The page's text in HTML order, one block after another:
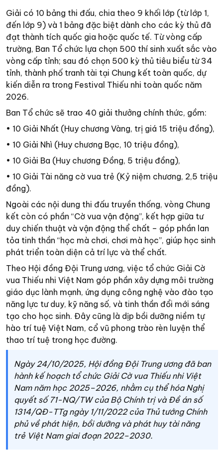
Giải có 10 bảng thi đấu, chia theo 9 khối lớp (từ lớp 1,
đến lớp 9) và 1 bảng đặc biệt dành cho các kỳ thủ đã
đạt thành tích quốc gia hoặc quốc tế. Từ vòng cấp
trường, Ban Tổ chức lựa chọn 500 thí sinh xuất sắc vào
vòng cấp tỉnh; sau đó chọn 500 kỳ thủ tiêu biểu từ 34
tỉnh, thành phố tranh tài tại Chung kết toàn quốc, dự
kiến diễn ra trong Festival Thiếu nhi toàn quốc năm
2026.
Ban Tổ chức sẽ trao 40 giải thưởng chính thức, gồm:
• 10 Giải Nhất (Huy chương Vàng, trị giá 15 triệu đồng),
• 10 Giải Nhì (Huy chương Bạc, 10 triệu đồng),
• 10 Giải Ba (Huy chương Đồng, 5 triệu đồng),
• 10 Giải Tài năng cờ vua trẻ (Kỷ niệm chương, 2,5 triệu
đồng).
Ngoài các nội dung thi đấu truyền thống, vòng Chung
kết còn có phần “Cờ vua vận động”, kết hợp giữa tư
duy chiến thuật và vận động thể chất – góp phần lan
tỏa tinh thần “học mà chơi, chơi mà học”, giúp học sinh
phát triển toàn diện cả trí lực và thể chất.
Theo Hội đồng Đội Trung ương, việc tổ chức Giải Cờ
vua Thiếu nhi Việt Nam góp phần xây dựng môi trường
giáo dục lành mạnh, ứng dụng công nghệ vào đào tạo
năng lực tư duy, kỹ năng số, và tinh thần đổi mới sáng
tạo cho học sinh. Đây cũng là dịp bồi dưỡng niềm tự
hào trí tuệ Việt Nam, cổ vũ phong trào rèn luyện thể
thao trí tuệ trong học đường.
Ngày 24/10/2025, Hội đồng Đội Trung ương đã ban
hành kế hoạch tổ chức Giải Cờ vua Thiếu nhi Việt
Nam năm học 2025–2026, nhằm cụ thể hóa Nghị
quyết số 71-NQ/TW của Bộ Chính trị và Đề án số
1314/QĐ-TTg ngày 1/11/2022 của Thủ tướng Chính
phủ về phát hiện, bồi dưỡng và phát huy tài năng
trẻ Việt Nam giai đoạn 2022–2030.